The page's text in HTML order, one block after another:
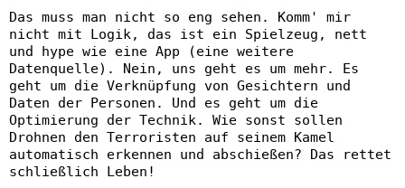
Das muss man nicht so eng sehen. Komm' mir
nicht mit Logik, das ist ein Spielzeug, nett
und hype wie eine App (eine weitere
Datenquelle). Nein, uns geht es um mehr. Es
geht um die Verknüpfung von Gesichtern und
Daten der Personen. Und es geht um die
Optimierung der Technik. Wie sonst sollen
Drohnen den Terroristen auf seinem Kamel
automatisch erkennen und abschießen? Das rettet
schließlich Leben!